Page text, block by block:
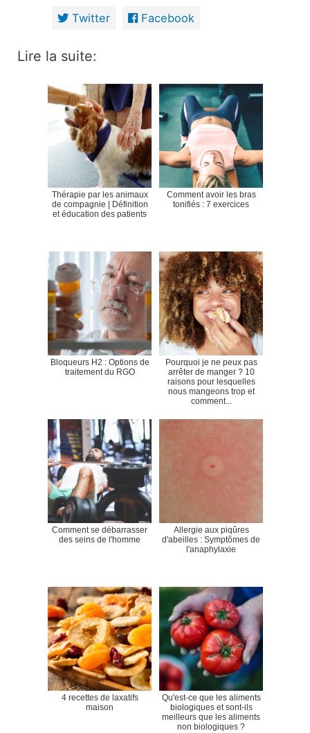
Twitter Facebook
Lire la suite:
Thérapie par les animaux
de compagnie | Définition
et éducation des patients
Comment avoir les bras
tonifiés : 7 exercices
Bloqueurs H2 : Options de
traitement du RGO
Pourquoi je ne peux pas
arrêter de manger ? 10
raisons pour lesquelles
nous mangeons trop et
comment...
Comment se débarrasser
des seins de l'homme
Allergie aux piqûres
d'abeilles : Symptômes de
l'anaphylaxie
4 recettes de laxatifs
maison
Qu'est-ce que les aliments
biologiques et sont-ils
meilleurs que les aliments
non biologiques ?